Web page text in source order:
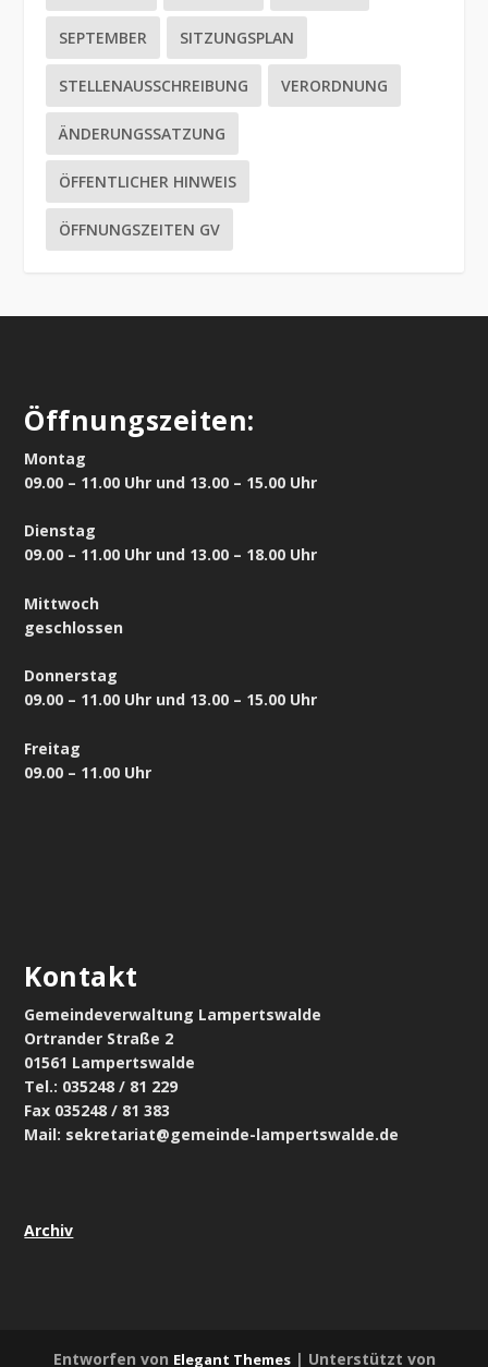
SEPTEMBER SITZUNGSPLAN
STELLENAUSSCHREIBUNG VERORDNUNG
ÄNDERUNGSSATZUNG
ÖFFENTLICHER HINWEIS
ÖFFNUNGSZEITEN GV
Öffnungszeiten:
Montag
09.00 – 11.00 Uhr und 13.00 – 15.00 Uhr
Dienstag
09.00 – 11.00 Uhr und 13.00 – 18.00 Uhr
Mittwoch
geschlossen
Donnerstag
09.00 – 11.00 Uhr und 13.00 – 15.00 Uhr
Freitag
09.00 – 11.00 Uhr
Kontakt
Gemeindeverwaltung Lampertswalde
Ortrander Straße 2
01561 Lampertswalde
Tel.: 035248 / 81 229
Fax 035248 / 81 383
Mail: sekretariat@gemeinde-lampertswalde.de
Archiv
Entworfen von Elegant Themes| Unterstützt von